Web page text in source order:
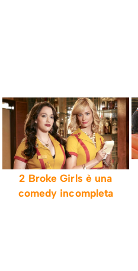
2 Broke Girls è una
comedy incompleta